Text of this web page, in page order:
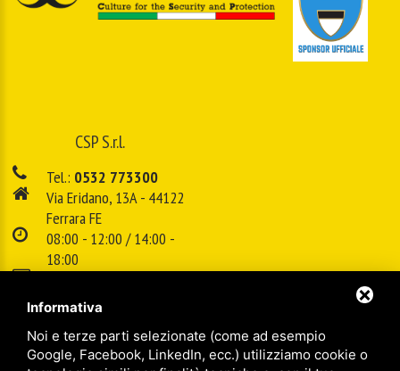
CSP S.r.l.
Tel.: 0532 773300
Via Eridano, 13A - 44122
Ferrara FE
08:00 - 12:00 / 14:00 -
18:00
info@cspsrl.biz
Sitemap / Privacy policy/Legal
Informativa
Noi e terze parti selezionate (come ad esempio
Google, Facebook, LinkedIn, ecc.) utilizziamo cookie o